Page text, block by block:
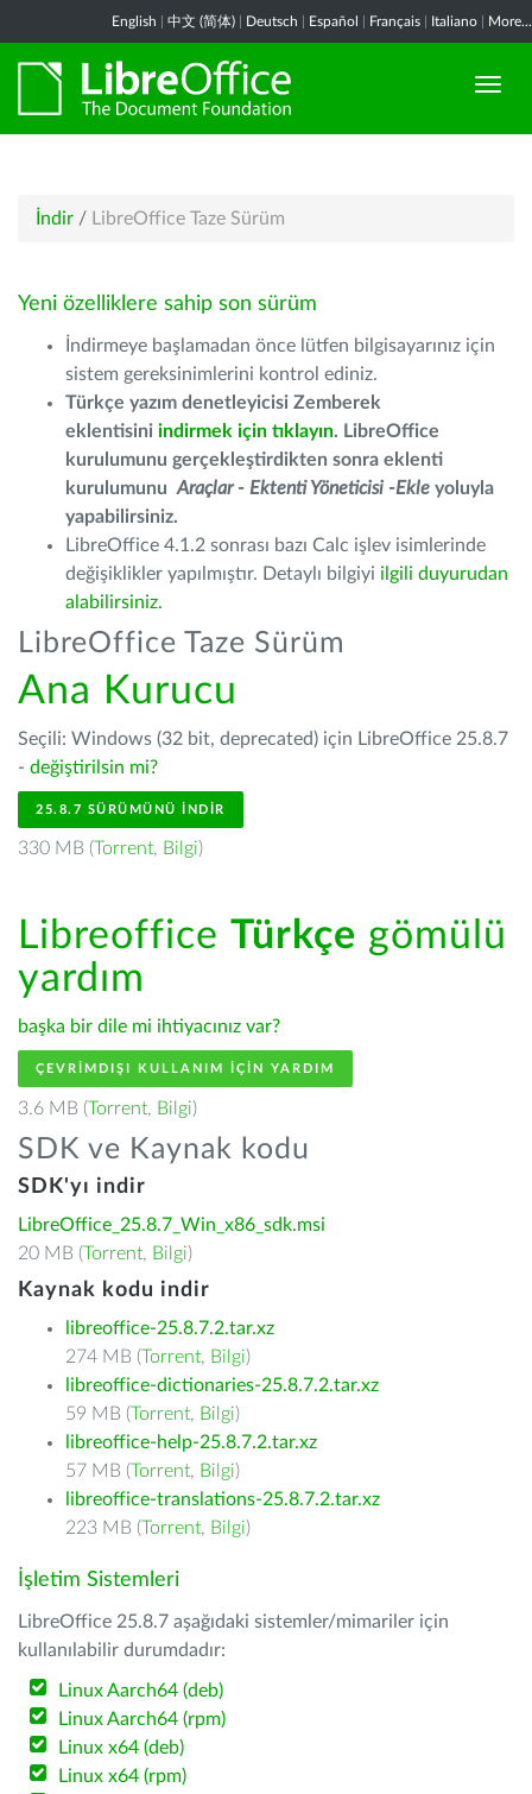
English 中文 (简体) Deutsch Español Français Italiano More...
İndir / LibreOffice Taze Sürüm
Yeni özelliklere sahip son sürüm
İndirmeye başlamadan önce lütfen bilgisayarınız için
sistem gereksinimlerini kontrol ediniz.
Türkçe yazım denetleyicisi Zemberek
eklentisini indirmek için tıklayın. LibreOffice
kurulumunu gerçekleştirdikten sonra eklenti
kurulumunu Araçlar - Ektenti Yöneticisi -Ekle yoluyla
yapabilirsiniz.
LibreOffice 4.1.2 sonrası bazı Calc işlev isimlerinde
değişiklikler yapılmıştır. Detaylı bilgiyi ilgili duyurudan
alabilirsiniz.
LibreOffice Taze Sürüm
Ana Kurucu
Seçili: Windows (32 bit, deprecated) için LibreOffice 25.8.7
- değiştirilsin mi?
25.8.7 SÜRÜMÜNÜ İNDIR
330 MB (Torrent, Bilgi)
Libreoffice Türkçe gömülü
yardım
başka bir dile mi ihtiyacınız var?
ÇEVRIMDIŞI KULLANIM IÇIN YARDIM
3.6 MB (Torrent, Bilgi)
SDK ve Kaynak kodu
SDK'yı indir
LibreOffice_25.8.7_Win_x86_sdk.msi
20 MB (Torrent, Bilgi)
Kaynak kodu indir
libreoffice-25.8.7.2.tar.xz
274 MB (Torrent, Bilgi)
libreoffice-dictionaries-25.8.7.2.tar.xz
59 MB (Torrent, Bilgi)
libreoffice-help-25.8.7.2.tar.xz
57 MB (Torrent, Bilgi)
libreoffice-translations-25.8.7.2.tar.xz
223 MB (Torrent, Bilgi)
İşletim Sistemleri
LibreOffice 25.8.7 aşağıdaki sistemler/mimariler için
kullanılabilir durumdadır:
Linux Aarch64 (deb)
Linux Aarch64 (rpm)
Linux x64 (deb)
Linux x64 (rpm)